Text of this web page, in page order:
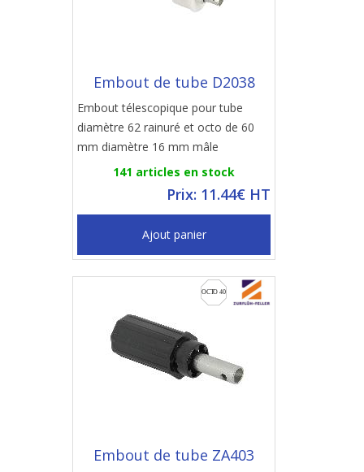
Embout de tube D2038
Embout télescopique pour tube
diamètre 62 rainuré et octo de 60
mm diamètre 16 mm mâle
141 articles en stock
Prix: 11.44€ HT
Ajout panier
Embout de tube ZA403